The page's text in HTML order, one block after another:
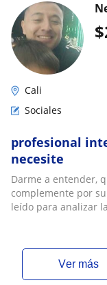
$
Cali
Sociales
profesional
necesite
Darme a entender,
complemente por
leído para analizar
ver más